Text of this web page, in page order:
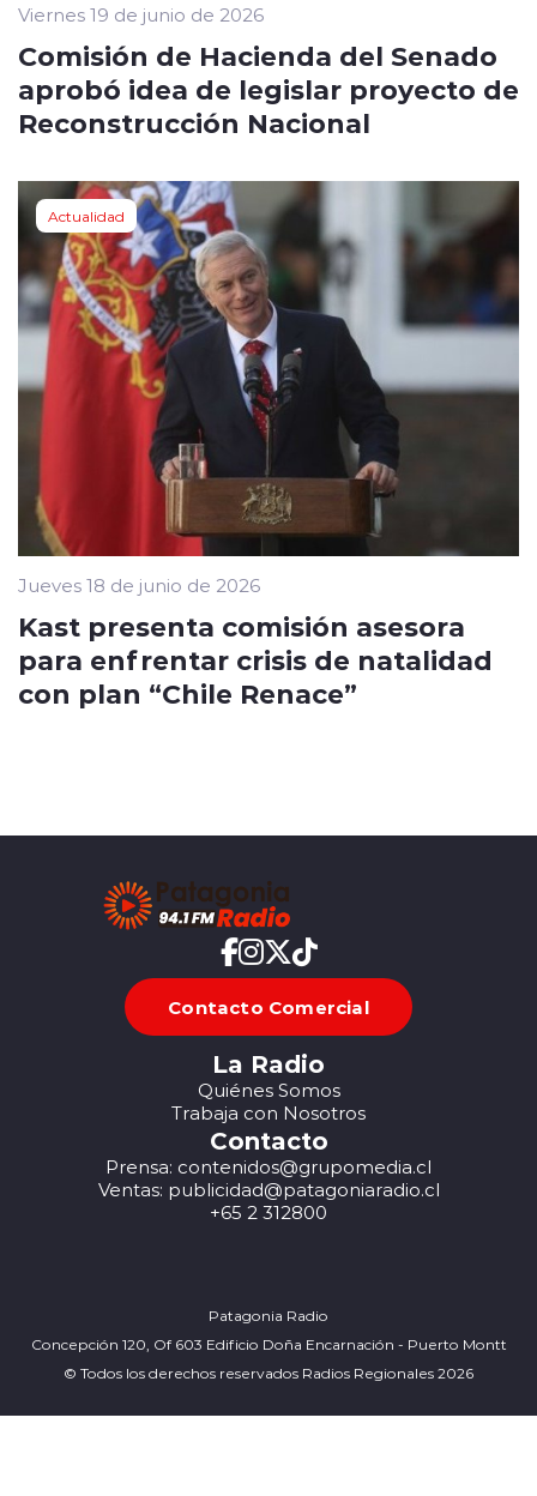
Viernes 19 de junio de 2026
Comisión de Hacienda del Senado
aprobó idea de legislar proyecto de
Reconstrucción Nacional
Actualidad
Jueves 18 de junio de 2026
Kast presenta comisión asesora
para enfrentar crisis de natalidad
con plan “Chile Renace”
Contacto Comercial
La Radio
Quiénes Somos
Trabaja con Nosotros
Contacto
Prensa: contenidos@grupomedia.cl
Ventas: publicidad@patagoniaradio.cl
+65 2 312800
Patagonia Radio
Concepción 120, Of 603 Edificio Doña Encarnación - Puerto Montt
© Todos los derechos reservados Radios Regionales 2026